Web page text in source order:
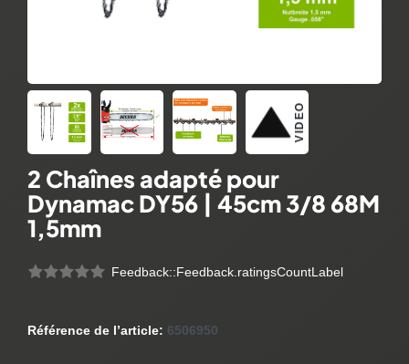
VIDEO
2 Chaînes adapté pour
Dynamac DY56 | 45cm 3/8 68M
1,5mm
Feedback::Feedback.ratingsCountLabel
Référence de l’article: 6506950